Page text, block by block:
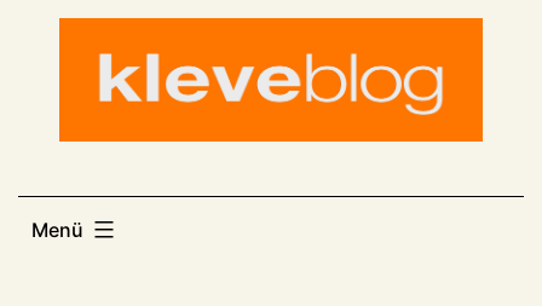
Menü